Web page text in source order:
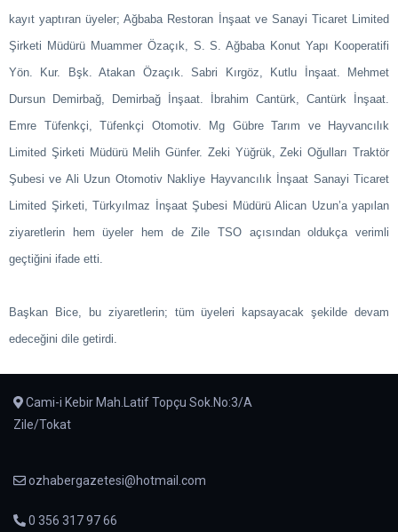
kayıt yaptıran üyeler; Ağbaba Restoran İnşaat ve Sanayi Ticaret Limited
Şirketi Müdürü Muammer Özaçık, S. S. Ağbaba Konut Yapı Kooperatifi
Yön. Kur. Bşk. Atakan Özaçık. Sabri Kırgöz, Kutlu İnşaat. Mehmet
Dursun Demirbağ, Demirbağ İnşaat. İbrahim Cantürk, Cantürk İnşaat.
Emre Tüfenkçi, Tüfenkçi Otomotiv. Mg Gübre Tarım ve Hayvancılık
Limited Şirketi Müdürü Melih Günfer. Zeki Yüğrük, Zeki Oğulları Traktör
Şubesi ve Ali Uzun Otomotiv Nakliye Hayvancılık İnşaat Sanayi Ticaret
Limited Şirketi, Türkyılmaz İnşaat Şubesi Müdürü Alican Uzun’a yapılan
ziyaretlerin hem üyeler hem de Zile TSO açısından oldukça verimli
geçtiğini ifade etti.
Başkan Bice, bu ziyaretlerin; tüm üyeleri kapsayacak şekilde devam
edeceğini dile getirdi.
Cami-i Kebir Mah.Latif Topçu Sok.No:3/A
Zile/Tokat
ozhabergazetesi@hotmail.com
0 356 317 97 66